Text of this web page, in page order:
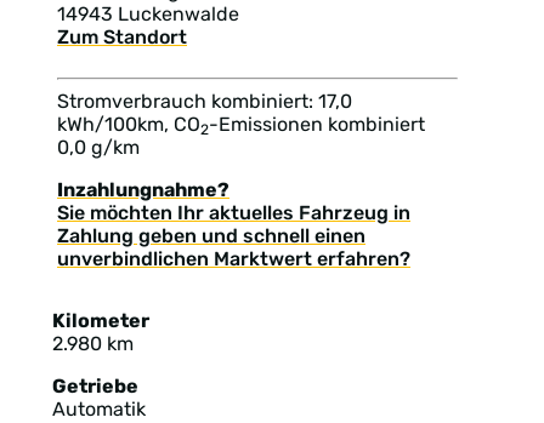
14943 Luckenwalde
Zum Standort
Stromverbrauch kombiniert: 17,0
kWh/100km, CO2-Emissionen kombiniert
0,0 g/km
Inzahlungnahme?
Sie möchten Ihr aktuelles Fahrzeug in
Zahlung geben und schnell einen
unverbindlichen Marktwert erfahren?
Kilometer
2.980 km
Getriebe
Automatik